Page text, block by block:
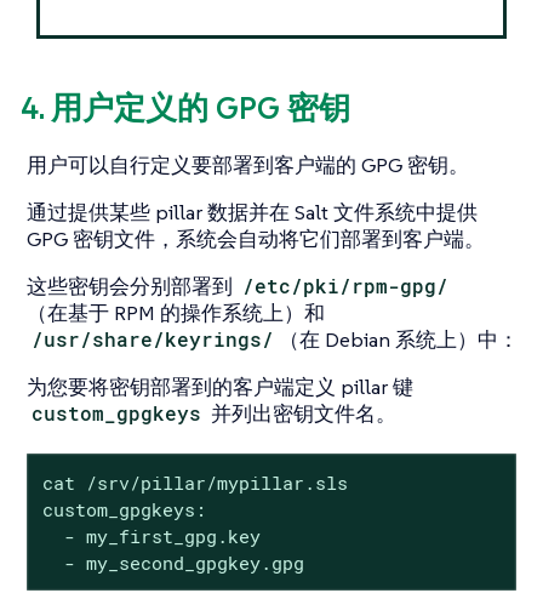
4. 用户定义的 GPG 密钥
用户可以自行定义要部署到客户端的 GPG 密钥。
通过提供某些 pillar 数据并在 Salt 文件系统中提供
GPG 密钥文件，系统会自动将它们部署到客户端。
这些密钥会分别部署到 /etc/pki/rpm-gpg/
（在基于 RPM 的操作系统上）和
/usr/share/keyrings/
（在 Debian 系统上）中：
为您要将密钥部署到的客户端定义 pillar 键
custom_gpgkeys 并列出密钥文件名。
cat /srv/pillar/mypillar.sls
custom_gpgkeys:
  - my_first_gpg.key
  - my_second_gpgkey.gpg